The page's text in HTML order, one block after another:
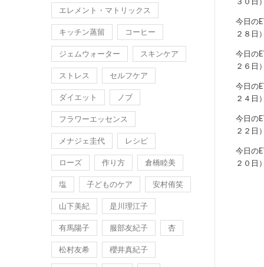
エレメント・マトリックス
キッチン蒸留 コーヒー
ジェムウォーター スキンケア
ストレス セルフケア
ダイエット ノブ
フラワーエッセンス
メナジェ圭代 レシピ
ローズ 作り方 倉橋睦美
塩 子どものケア 安村侑笑
山下美紀 是川理江子
有馬陽子 服部友紀子 杏
松村友希 櫻井真紀子
今日の
２８日
今日の
２６日
今日の
２４日
今日の
２２日
今日の
２０日